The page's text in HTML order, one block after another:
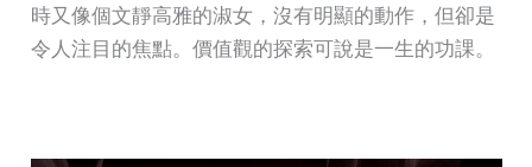
時又像個文靜高雅的淑女，沒有明顯的動作，但卻是
令人注目的焦點。價值觀的探索可說是一生的功課。